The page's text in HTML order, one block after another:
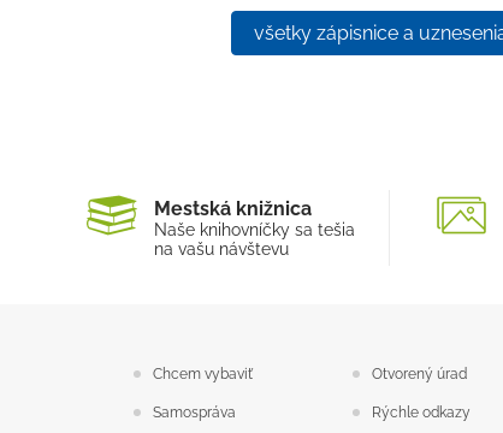
všetky zápisnice a
Mestská knižnica
Naše knihovníčky sa tešia
na vašu návštevu
Chcem vybaviť Otvorený úrad
Samospráva Rýchle odkazy